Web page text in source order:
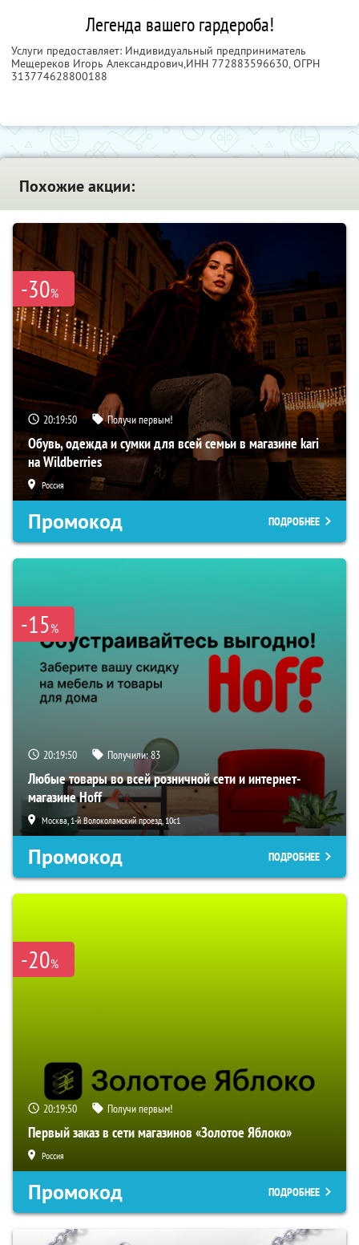
Легенда вашего гардероба!
Услуги предоставляет: Индивидуальный предприниматель
Мещереков Игорь Александрович,ИНН 772883596630, ОГРН
313774628800188
Похожие акции:
-30%
20:19:49 Получи первым!
Обувь, одежда и сумки для всей семьи в магазине kari
на Wildberries
Россия
Промокод ПОДРОБНЕЕ
-15%
20:19:49 Получили:83
Любые товары во всей розничной сети и интернет-
магазине Hoff
Москва, 1-й Волоколамский проезд, 10с1
Промокод ПОДРОБНЕЕ
-20%
20:19:49 Получи первым!
Первый заказ в сети магазинов «Золотое Яблоко»
Россия
Промокод ПОДРОБНЕЕ